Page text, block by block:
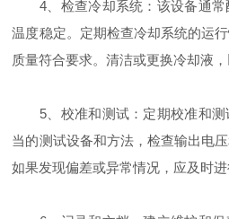
4、检查冷却系统：该设备通常
温度稳定。定期检查冷却系统的运
质量符合要求。清洁或更换冷却液
5、校准和测试：定期校准和测
当的测试设备和方法，检查输出电
如果发现偏差或异常情况，应及时进